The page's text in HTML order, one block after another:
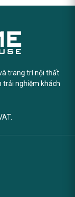
trang trí nội thất
trải nghiệm khách